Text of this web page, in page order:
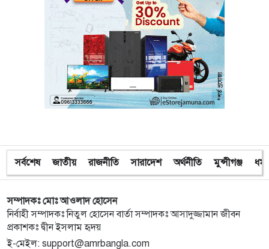
অবরুদ্ধ জামায়াত নেতাকে উদ্ধার করলেন এনসিপি নেত্রী ডা.
মিতু
ভোটকেন্দ্রের সামনে বস্তাভর্তি টাকাসহ স্বেচ্ছাসেবকদল নেতা
আটক
সন্ত্রাসীদের ব্যবস্থা না নেওয়া হলে আমার পক্ষে নির্বাচন করা
সম্ভব নয় : ভিপি নূর
১৩
নির্বাচনী নিরাপত্তা পর্যবেক্ষণে ফরিদপুর ও মুন্সীগঞ্জে বিজিবি
মহাপরিচালকের বেইজ ক্যাম্প পরিদর্শন
১৪
সর্বশেষ জাতীয় রাজনীতি সারাদেশ অর্থনীতি মুন্সীগঞ্জ ধর্ম
সম্পাদকঃ মোঃ আওলাদ হোসেন
নির্বাহী সম্পাদকঃ নিতুল হোসেন বার্তা সম্পাদকঃ আসাদুজ্জামান জীবন
প্রকাশকঃ দ্বীন ইসলাম হৃদয়
ই-মেইল: support@amrbangla.com